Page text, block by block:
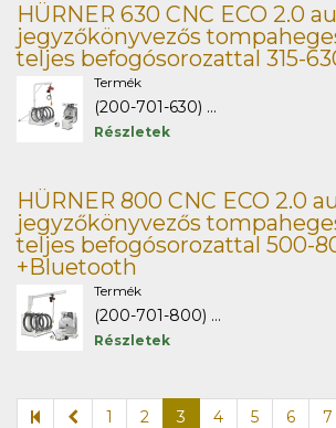
HÜRNER 630 CNC ECO 2.0
jegyzőkönyvezős
teljes befogósorozattal 315-
Termék
(200-701-630) ...
Részletek
HÜRNER 800 CNC ECO 2.0
jegyzőkönyvezős
teljes befogósorozattal 500-
+Bluetooth
Termék
(200-701-800) ...
Részletek
1 2 3 4 5 6 7